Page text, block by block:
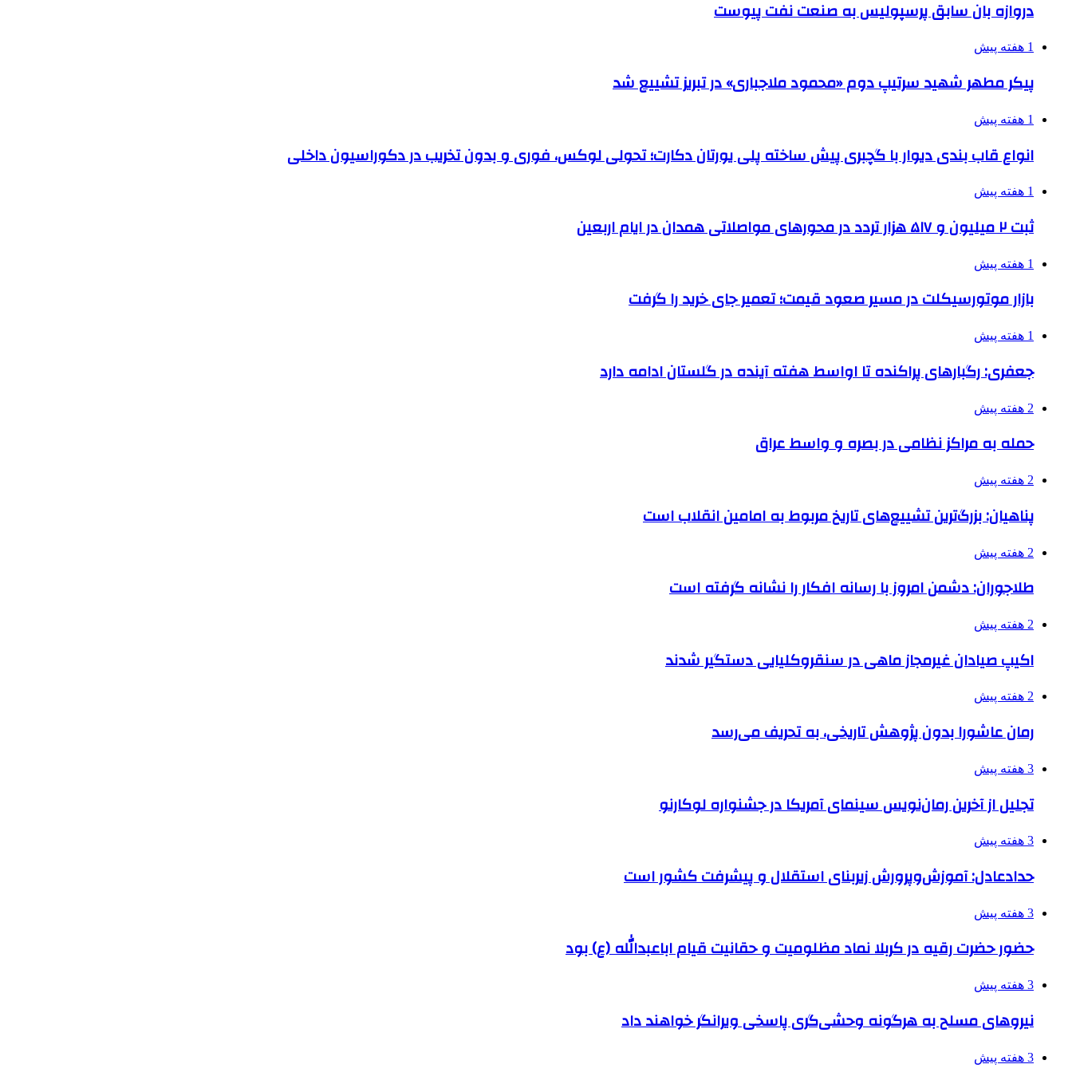
دروازه بان سابق پرسپولیس به صنعت نفت پیوست
1 هفته پیش
پیکر مطهر شهید سرتیپ دوم «محمود ملاجباری» در تبریز تشییع شد
1 هفته پیش
انواع قاب بندی دیوار با گچبری پیش ساخته پلی یورتان دکارت؛ تحولی لوکس، فوری و بدون تخریب در دکوراسیون داخلی
1 هفته پیش
ثبت ۲ میلیون و ۵۱۷ هزار تردد در محورهای مواصلاتی همدان در ایام اربعین
1 هفته پیش
بازار موتورسیکلت در مسیر صعود قیمت؛ تعمیر جای خرید را گرفت
1 هفته پیش
جعفری: رگبارهای پراکنده تا اواسط هفته آینده در گلستان ادامه دارد
2 هفته پیش
حمله به مراکز نظامی در بصره و واسط عراق
2 هفته پیش
پناهیان: بزرگ‌ترین تشییع‌های تاریخ مربوط به امامین انقلاب است
2 هفته پیش
طلاجوران: دشمن امروز با رسانه افکار را نشانه گرفته است
2 هفته پیش
اکیپ صیادان غیرمجاز ماهی در سنقروکلیایی دستگیر شدند
2 هفته پیش
رمان عاشورا بدون پژوهش تاریخی، به تحریف می‌رسد
3 هفته پیش
تجلیل از آخرین رمان‌نویس سینمای آمریکا در جشنواره لوکارنو
3 هفته پیش
حدادعادل: آموزش‌وپرورش زیربنای استقلال و پیشرفت کشور است
3 هفته پیش
حضور حضرت رقیه در کربلا نماد مظلومیت و حقانیت قیام اباعبدالله (ع) بود
3 هفته پیش
نیروهای مسلح به هرگونه وحشی‌گری پاسخی ویرانگر خواهند داد
3 هفته پیش